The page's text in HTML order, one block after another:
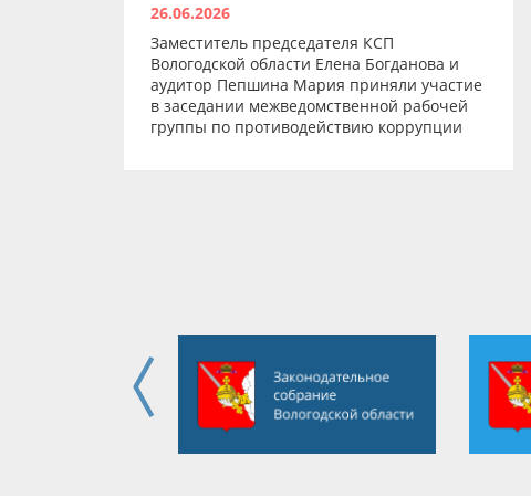
26.06.2026
Заместитель председателя КСП
Вологодской области Елена Богданова и
аудитор Пепшина Мария приняли участие
в заседании межведомственной рабочей
группы по противодействию коррупции